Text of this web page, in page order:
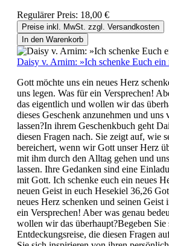
Regulärer Preis: 18,00 €
Preise inkl. MwSt. zzgl. Versandkosten
In den Warenkorb
Daisy v. Arnim: »Ich schenke Euch ein
Gott möchte uns ein neues Herz
uns legen. Was für ein Versprechen!
das eigentlich und wollen wir das
dieses Geschenk anzunehmen und uns
lassen?In ihrem Geschenkbuch geht
diesen Fragen nach. Sie zeigt auf, wie
bereichert, wenn wir Gott unser Herz
mit ihm durch den Alltag gehen und
lassen. Ihre Gedanken sind eine
mit Gott. Ich schenke euch ein neues
neuen Geist in euch Hesekiel 36,26
neues Herz schenken und seinen Geist
ein Versprechen! Aber was genau
wollen wir das überhaupt?Begeben Sie
Entdeckungsreise, die diesen Fragen